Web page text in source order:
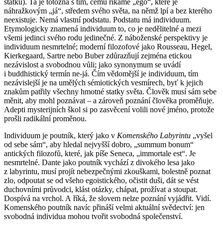
náhražkovým „já“, středem svého světa, na němž lpí a bez kterého
neexistuje. Nemá vlastní podstatu. Podstatu má individuum.
Etymologicky znamená individuum to, co je nedělitelné a mezi
všemi jedinci svého rodu jedinečné. Z náboženské perspektivy je
individuum nesmrtelné; moderní filozofové jako Rousseau, Hegel,
Kierkegaard, Sartre nebo Buber zdůrazňují zejména etickou
nezávislost a svobodnou vůli; jako synonymum se uvádí
i buddhistický termín ne-já. Čím vědomější je individuum, tím
nezávislejší je na umělých sémiotických vesmírech, byť k jejich
znakům patřily všechny hmotné statky světa. Člověk musí sám sebe
měnit, aby mohl poznávat – a zároveň poznání člověka proměňuje.
Adepti mysterijních škol si po zasvěcení volili nové jméno, protože
prošli radikální proměnou.
Individuum je poutník, který jako v Komenského Labyrintu „vyšel
od sebe sám“, aby hledal nejvyšší dobro, „summum bonum“
antických filozofů, které, jak píše Seneca, „immortale est“. Je
nesmrtelné. Dante jako poutník vychází z divokého lesa jako
z labyrintu, musí projít nebezpečnými zkouškami, bolestně poznat
zlo, odpoutat se od všeho egoistického, očistit duši, dát se vést
duchovními průvodci, klást otázky, chápat, prožívat a stoupat.
Dospívá na vrchol. A říká, že slovem nelze poznání vyjádřit. Vidí.
Komenského poutník navíc přináší velmi aktuální svědectví: jen
svobodná individua mohou tvořit svobodná společenství.